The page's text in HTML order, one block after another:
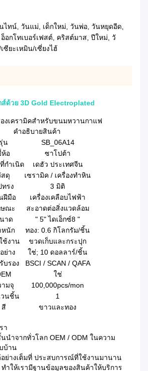
ไทน์, วันแม่, เด็กใหม่, วันพ่อ, วันหยุดอีด,
อกโทเบอร์เฟสต์, คริสต์มาส, ปีใหม่, วั
ซียะเหมิน/เซี่ยงไฮ้
ส์ด้วย 3D Gold Electroplated
งเครามิคสําหรับขนมหวานกาแฟ
คําอธิบายสินค้า
น
SB_06A14
ห้อ
ซาโปต้า
กําเนิด
เดฮัว ประเทศจีน
ดุ
เซรามิค / เครื่องทําหิน
ทรง
3 มิติ
ฝีมือ
เครื่องเคลือบไฟฟ้า
ษณะ
สะอาดต่อสิ่งแวดล้อม
าด
" 5" ไดเอ็กซ์8 "
หนัก
ทอง: 0.6 กิโลกรัม/ชิ้น
ช้งาน
ขวดเก็บและกระปุก
ย่าง
ใช่; 10 ดอลลาร์/ชิ้น
บรอง
BSCI / SCAN / QAFA
ใช่
ามจุ
100,000pcs/mon
นชิ้น
1
สี
ขาวและทอง
า
นําจากทั่วโลก OEM / ODM ในความ
บ้าน
ย่างเต็มที่ ประสบการณ์ที่ใช้งานมานาน
าให้เรามีฐานข้อมูลของสินค้าให้บริการ